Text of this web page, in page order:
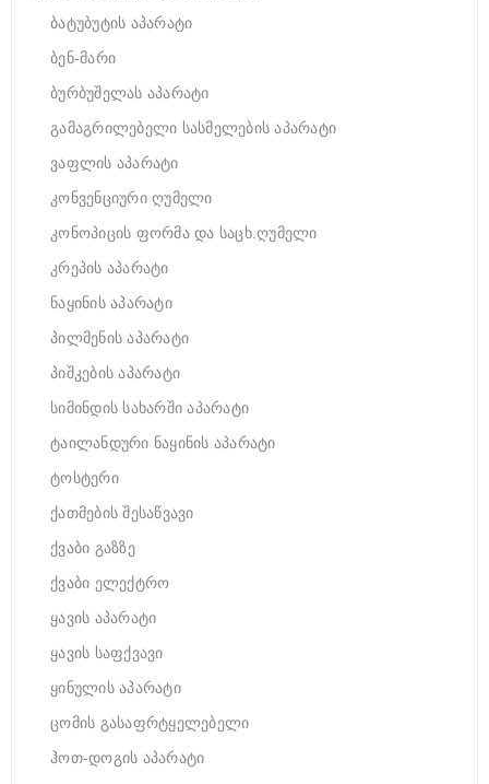
ბატუბუტის აპარატი
ბენ-მარი
ბურბუშელას აპარატი
გამაგრილებელი სასმელების აპარატი
ვაფლის აპარატი
კონვენციური ღუმელი
კონოპიცის ფორმა და საცხ.ღუმელი
კრეპის აპარატი
ნაყინის აპარატი
პილმენის აპარატი
პიშკების აპარატი
სიმინდის სახარში აპარატი
ტაილანდური ნაყინის აპარატი
ტოსტერი
ქათმების შესაწვავი
ქვაბი გაზზე
ქვაბი ელექტრო
ყავის აპარატი
ყავის საფქვავი
ყინულის აპარატი
ცომის გასაფრტყელებელი
ჰოთ-დოგის აპარატი